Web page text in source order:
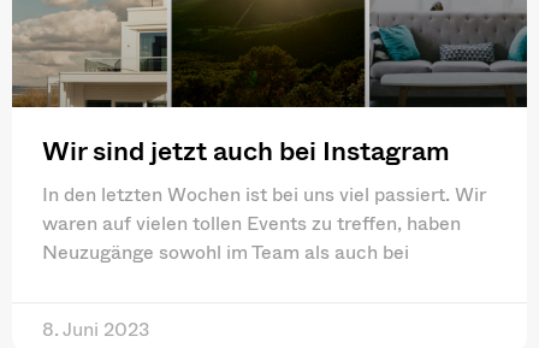
Wir sind jetzt auch bei Instagram
In den letzten Wochen ist bei uns viel passiert. Wir
waren auf vielen tollen Events zu treffen, haben
Neuzugänge sowohl im Team als auch bei
8. Juni 2023